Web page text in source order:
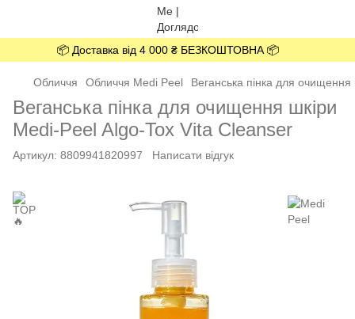
📦 Доставка від 4 000 ₴ БЕЗКОШТОВНА 📦
Обличчя Обличчя Medi Peel Веганська пінка для
Веганська пінка для очищення шкіри
Medi-Peel Algo-Tox Vita Cleanser
Артикул: 8809941820997 Написати відгук